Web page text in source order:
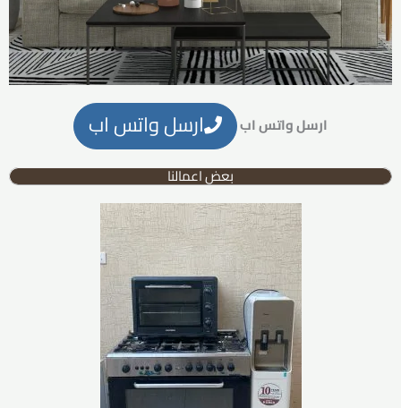
ارسل واتس اب ارسل واتس اب
بعض اعمالنا